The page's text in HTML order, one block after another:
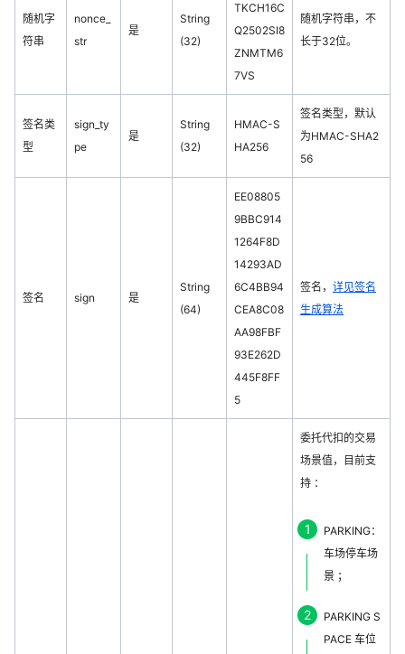
随机字
符串
nonce_
str
是
String
(32)
TKCH16C
Q2502SI8
ZNMTM6
7VS
随机字符串，不
长于32位。
签名类
型
sign_ty
pe
是
String
(32)
HMAC-S
HA256
签名类型，默认
为HMAC-SHA2
56
签名 sign 是
String
(64)
EE08805
9BBC914
1264F8D
14293AD
6C4BB94
CEA8C08
AA98FBF
93E262D
445F8FF
5
签名， 详见签名
生成算法
委托代扣的交易
场景值，目前支
持 ：
PARKING：
车场停车场
景 ；
PARKING S
PACE 车位